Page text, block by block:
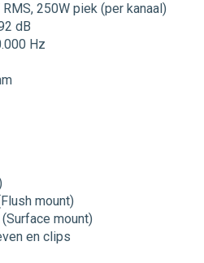
RMS, 250W piek (per kanaal)
dB
Hz
mount)
mount)
en clips